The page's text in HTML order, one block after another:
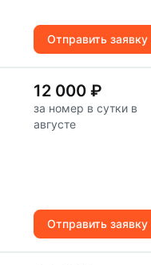
Отправить заявку
12 000 ₽
за номер в сутки в
августе
Отправить заявку